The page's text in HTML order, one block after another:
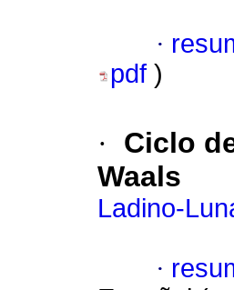
·
pdf )
·
Ciclo
Waals
Ladino-
·